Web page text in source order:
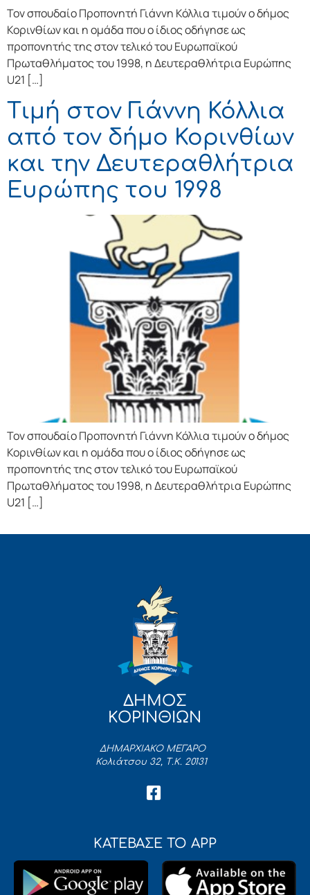
Τον σπουδαίο Προπονητή Γιάννη Κόλλια τιμούν ο δήμος
Κορινθίων και η ομάδα που ο ίδιος οδήγησε ως
προπονητής της στον τελικό του Ευρωπαϊκού
Πρωταθλήματος του 1998, η Δευτεραθλήτρια Ευρώπης
U21 […]
Τιμή στον Γιάννη Κόλλια
από τον δήμο Κορινθίων
και την Δευτεραθλήτρια
Ευρώπης του 1998
Τον σπουδαίο Προπονητή Γιάννη Κόλλια τιμούν ο δήμος
Κορινθίων και η ομάδα που ο ίδιος οδήγησε ως
προπονητής της στον τελικό του Ευρωπαϊκού
Πρωταθλήματος του 1998, η Δευτεραθλήτρια Ευρώπης
U21 […]
ΔΗΜΟΣ
ΚΟΡΙΝΘΙΩΝ
ΔΗΜΑΡΧΙΑΚΟ ΜΕΓΑΡΟ
Κολιάτσου 32, Τ.Κ. 20131
ΚΑΤΕΒΑΣΕ ΤΟ APP